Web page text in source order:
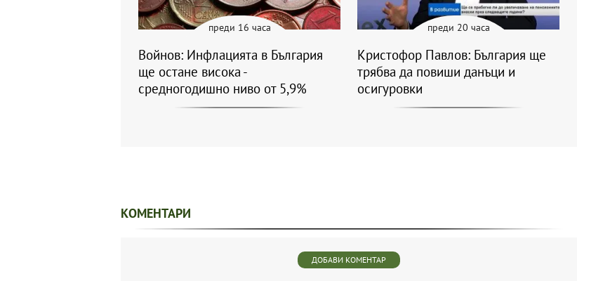
преди 16 часа
Войнов: Инфлацията в България
ще остане висока -
средногодишно ниво от 5,9%
преди 20 часа
Кристофор Павлов: България ще
трябва да повиши данъци и
осигуровки
КОМЕНТАРИ
ДОБАВИ КОМЕНТАР